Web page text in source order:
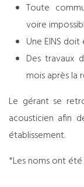
Toute
voire
Une EINS
Des travaux
mois après la
Le gérant se
acousticien afin
établissement.
*Les noms ont